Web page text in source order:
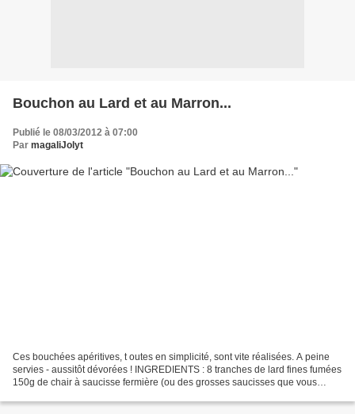
Bouchon au Lard et au Marron...
Publié le 08/03/2012 à 07:00
Par magaliJolyt
Ces bouchées apéritives, t outes en simplicité, sont vite réalisées. A peine
servies - aussitôt dévorées ! INGREDIENTS : 8 tranches de lard fines fumées
150g de chair à saucisse fermière (ou des grosses saucisses que vous